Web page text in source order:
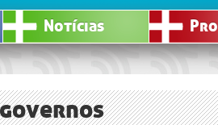
Notícias